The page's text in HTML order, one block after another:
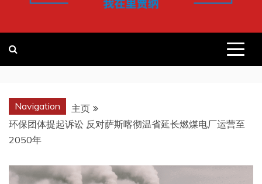
我的里贾纳
REGINA
Navigation
主页
环保团体提起诉讼 反对萨斯喀彻温省延长燃煤电厂运营至
2050年